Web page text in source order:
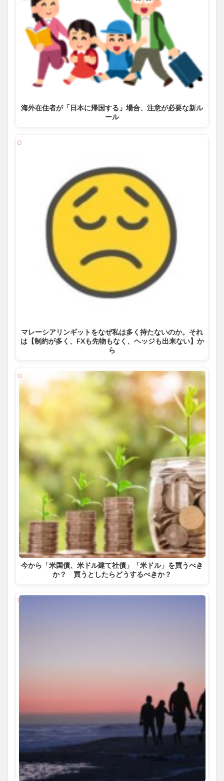
海外在住者が「日本に帰国する」場合、注意が必要な新ル
ール
マレーシアリンギットをなぜ私は多く持たないのか。それ
は【制約が多く、FXも先物もなく、ヘッジも出来ない】か
ら
今から「米国債、米ドル建て社債」「米ドル」を買うべき
か？ 買うとしたらどうするべきか？